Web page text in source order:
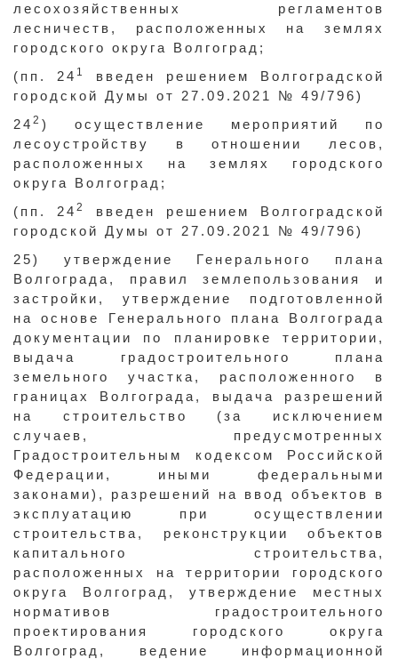
лесохозяйственных регламентов
лесничеств, расположенных на землях
городского округа Волгоград;
(пп. 24 1
введен решением Волгоградской
городской Думы от 27.09.2021 № 49/796)
24 2 ) осуществление мероприятий по
лесоустройству в отношении лесов,
расположенных на землях городского
округа Волгоград;
(пп. 24 2
введен решением Волгоградской
городской Думы от 27.09.2021 № 49/796)
25) утверждение Генерального плана
Волгограда, правил землепользования и
застройки, утверждение подготовленной
на основе Генерального плана Волгограда
документации по планировке территории,
выдача градостроительного плана
земельного участка, расположенного в
границах Волгограда, выдача разрешений
на строительство (за исключением
случаев, предусмотренных
Градостроительным кодексом Российской
Федерации, иными федеральными
законами), разрешений на ввод объектов в
эксплуатацию при осуществлении
строительства, реконструкции объектов
капитального строительства,
расположенных на территории городского
округа Волгоград, утверждение местных
нормативов градостроительного
проектирования городского округа
Волгоград, ведение информационной